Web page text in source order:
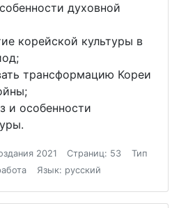
духовной
корейской культуры в
трансформацию Кореи
особенности
2021 Страниц: 53
Тип
Язык: русский